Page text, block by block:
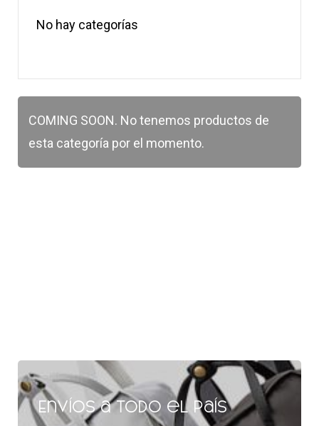
No hay categorías
COMING SOON. No tenemos productos de
esta categoría por el momento.
Envíos a todo el país